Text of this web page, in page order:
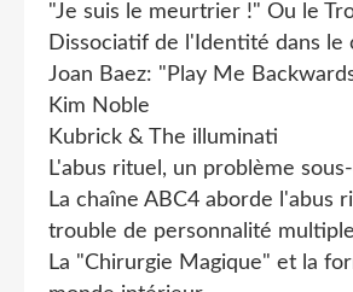
"Je suis le meurtrier !" Ou le
Dissociatif de l'Identité dans le
Joan Baez: "Play Me
Kim Noble
Kubrick & The illuminati
L'abus rituel, un problème
La chaîne ABC4 aborde l'abus
trouble de personnalité
La "Chirurgie Magique" et la